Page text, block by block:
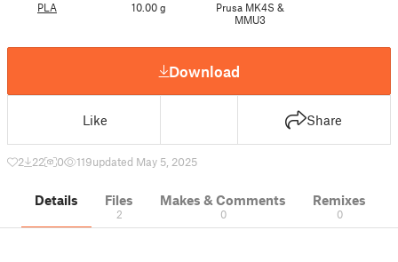
PLA 10.00 g
Prusa MK4S &
MMU3
Download
Like Share
2 22 0 119updated May 5, 2025
Details Files
2
Makes & Comments
0
Remixes
0